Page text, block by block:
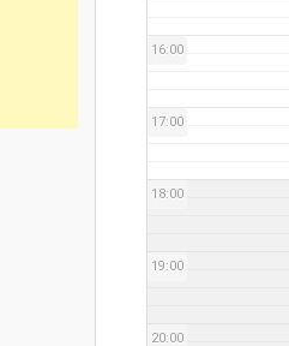
16:00
17:00
18:00
19:00
20:00